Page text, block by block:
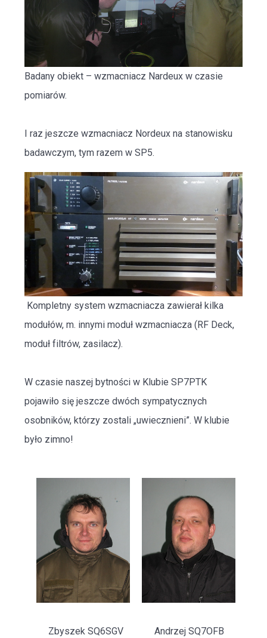
Badany obiekt – wzmacniacz Nardeux w czasie
pomiarów.
I raz jeszcze wzmacniacz Nordeux na stanowisku
badawczym, tym razem w SP5.
Kompletny system wzmacniacza zawierał kilka
modułów, m. innymi moduł wzmacniacza (RF Deck,
moduł filtrów, zasilacz).
W czasie naszej bytności w Klubie SP7PTK
pojawiło się jeszcze dwóch sympatycznych
osobników, którzy zostali „uwiecznieni”. W klubie
było zimno!
Zbyszek SQ6SGV Andrzej SQ7OFB